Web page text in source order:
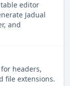
editor
Jadual
and
headers,
file extensions.